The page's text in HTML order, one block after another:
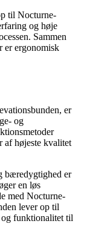
til Nocturne-
og høje
Sammen
er ergonomisk
er
og
af højeste kvalitet
bæredygtighed er
en løs
med Nocturne-
lever op til
og funktionalitet til